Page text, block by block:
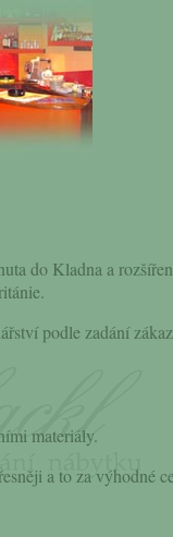
do Kladna a
podle zadání
materiály.
a to za výhodné